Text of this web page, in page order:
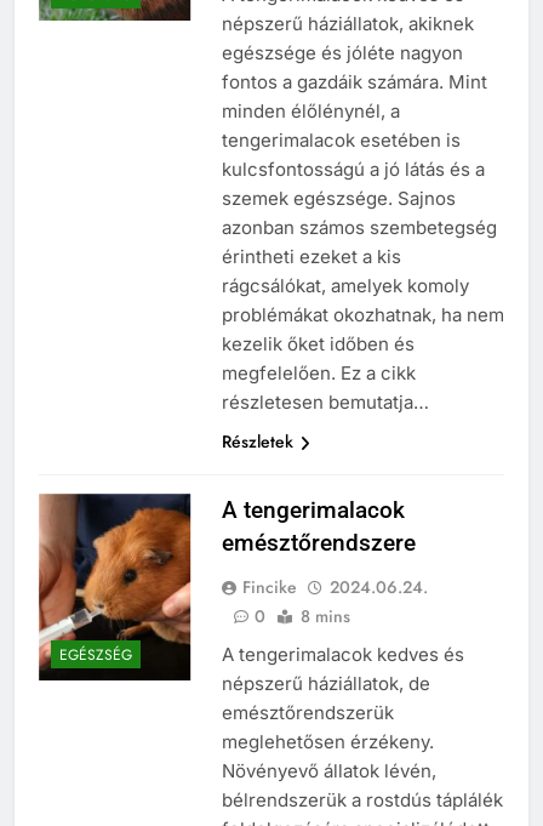
népszerű háziállatok, akiknek
egészsége és jóléte nagyon
fontos a gazdáik számára. Mint
minden élőlénynél, a
tengerimalacok esetében is
kulcsfontosságú a jó látás és a
szemek egészsége. Sajnos
azonban számos szembetegség
érintheti ezeket a kis
rágcsálókat, amelyek komoly
problémákat okozhatnak, ha nem
kezelik őket időben és
megfelelően. Ez a cikk
részletesen bemutatja…
Részletek
EGÉSZSÉG
A tengerimalacok
emésztőrendszere
Fincike
2024.06.24.
0
8 mins
A tengerimalacok kedves és
népszerű háziállatok, de
emésztőrendszerük
meglehetősen érzékeny.
Növényevő állatok lévén,
bélrendszerük a rostdús táplálék